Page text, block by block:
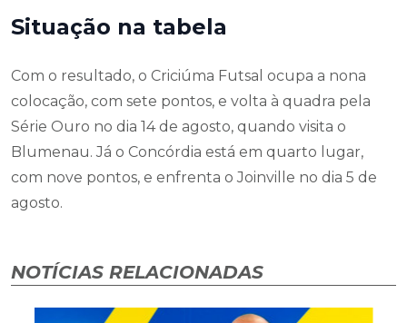
Situação na tabela
Com o resultado, o Criciúma Futsal ocupa a nona
colocação, com sete pontos, e volta à quadra pela
Série Ouro no dia 14 de agosto, quando visita o
Blumenau. Já o Concórdia está em quarto lugar,
com nove pontos, e enfrenta o Joinville no dia 5 de
agosto.
NOTÍCIAS RELACIONADAS